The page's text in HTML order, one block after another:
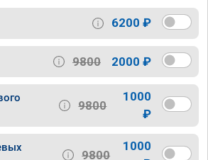
6200 ₽
9800 2000 ₽
9800
1000
₽
9800
1000